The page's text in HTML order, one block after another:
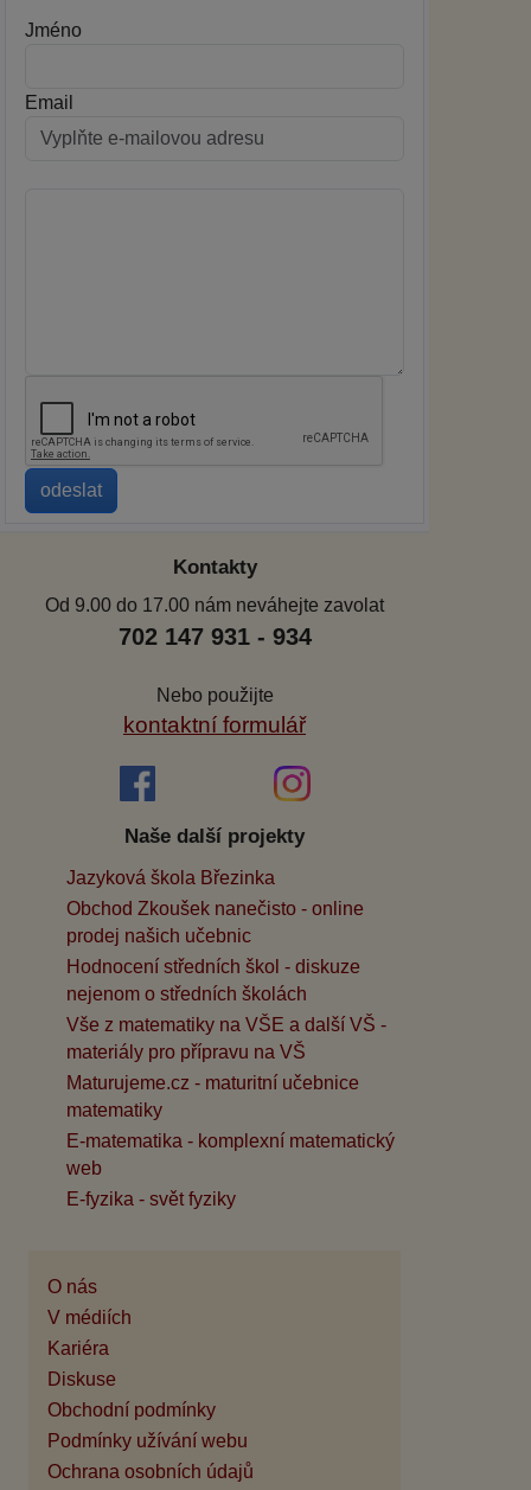
Jméno
Email
Kontakty
Od 9.00 do 17.00 nám neváhejte zavolat
702 147 931 - 934
Nebo použijte
kontaktní formulář
Naše další projekty
Jazyková škola Březinka
Obchod Zkoušek nanečisto - online
prodej našich učebnic
Hodnocení středních škol - diskuze
nejenom o středních školách
Vše z matematiky na VŠE a další VŠ -
materiály pro přípravu na VŠ
Maturujeme.cz - maturitní učebnice
matematiky
E-matematika - komplexní matematický
web
E-fyzika - svět fyziky
O nás
V médiích
Kariéra
Diskuse
Obchodní podmínky
Podmínky užívání webu
Ochrana osobních údajů